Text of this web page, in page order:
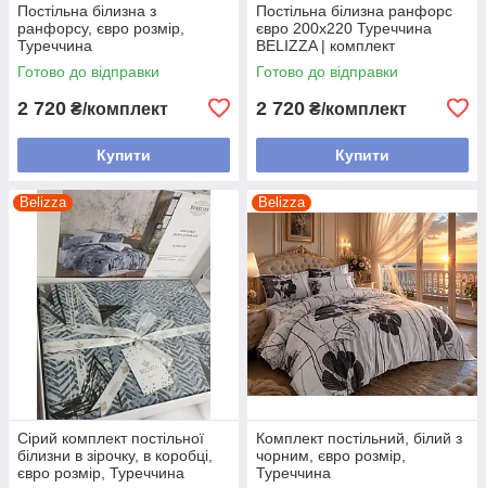
Постільна білизна з
ранфорсу, євро розмір,
Туреччина
Готово до відправки
2 720 ₴/комплект
Купити
Постільна білизна ранфорс
євро 200х220 Туреччина
BELIZZA | комплект
постільної білизни 100%
бавовна
Готово до відправки
2 720 ₴/комплект
Купити
Belizza
Сірий комплект постільної
білизни в зірочку, в коробці,
євро розмір, Туреччина
Belizza
Комплект постільний, білий з
чорним, євро розмір,
Туреччина